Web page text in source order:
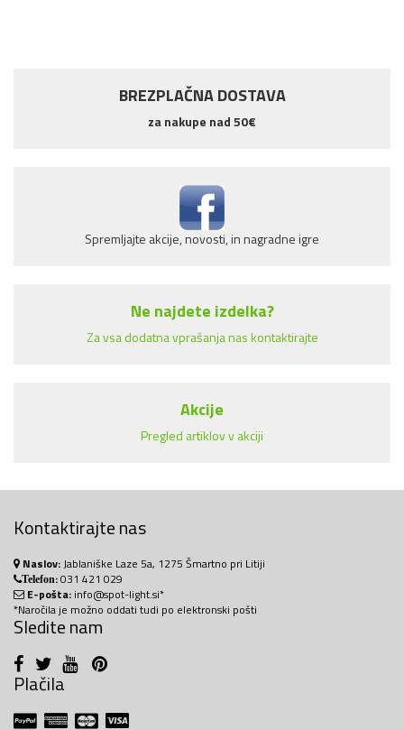
BREZPLAČNA DOSTAVA
za nakupe nad 50€
Spremljajte akcije, novosti, in nagradne igre
Ne najdete izdelka?
Za vsa dodatna vprašanja nas kontaktirajte
Akcije
Pregled artiklov v akciji
Kontaktirajte nas
Naslov:Jablaniške Laze 5a, 1275 Šmartno pri Litiji
Telefon:031 421 029
E-pošta: info@spot-light.si*
*Naročila je možno oddati tudi po elektronski pošti
Sledite nam
Plačila